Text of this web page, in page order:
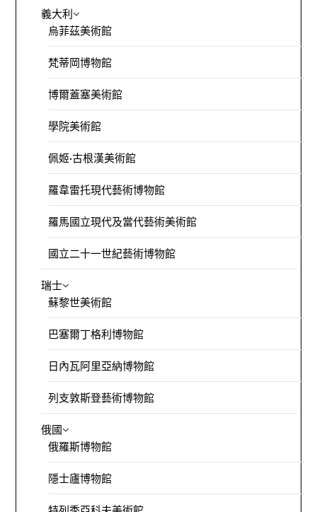
義大利
烏菲茲美術館
梵蒂岡博物館
博爾蓋塞美術館
學院美術館
佩姬·古根漢美術館
羅韋雷托現代藝術博物館
羅馬國立現代及當代藝術美術館
國立二十一世紀藝術博物館
瑞士
蘇黎世美術館
巴塞爾丁格利博物館
日內瓦阿里亞納博物館
列支敦斯登藝術博物館
俄國
俄羅斯博物館
隱士廬博物館